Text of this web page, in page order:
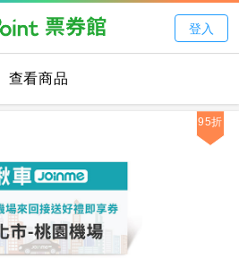
登入
查看商品
95折